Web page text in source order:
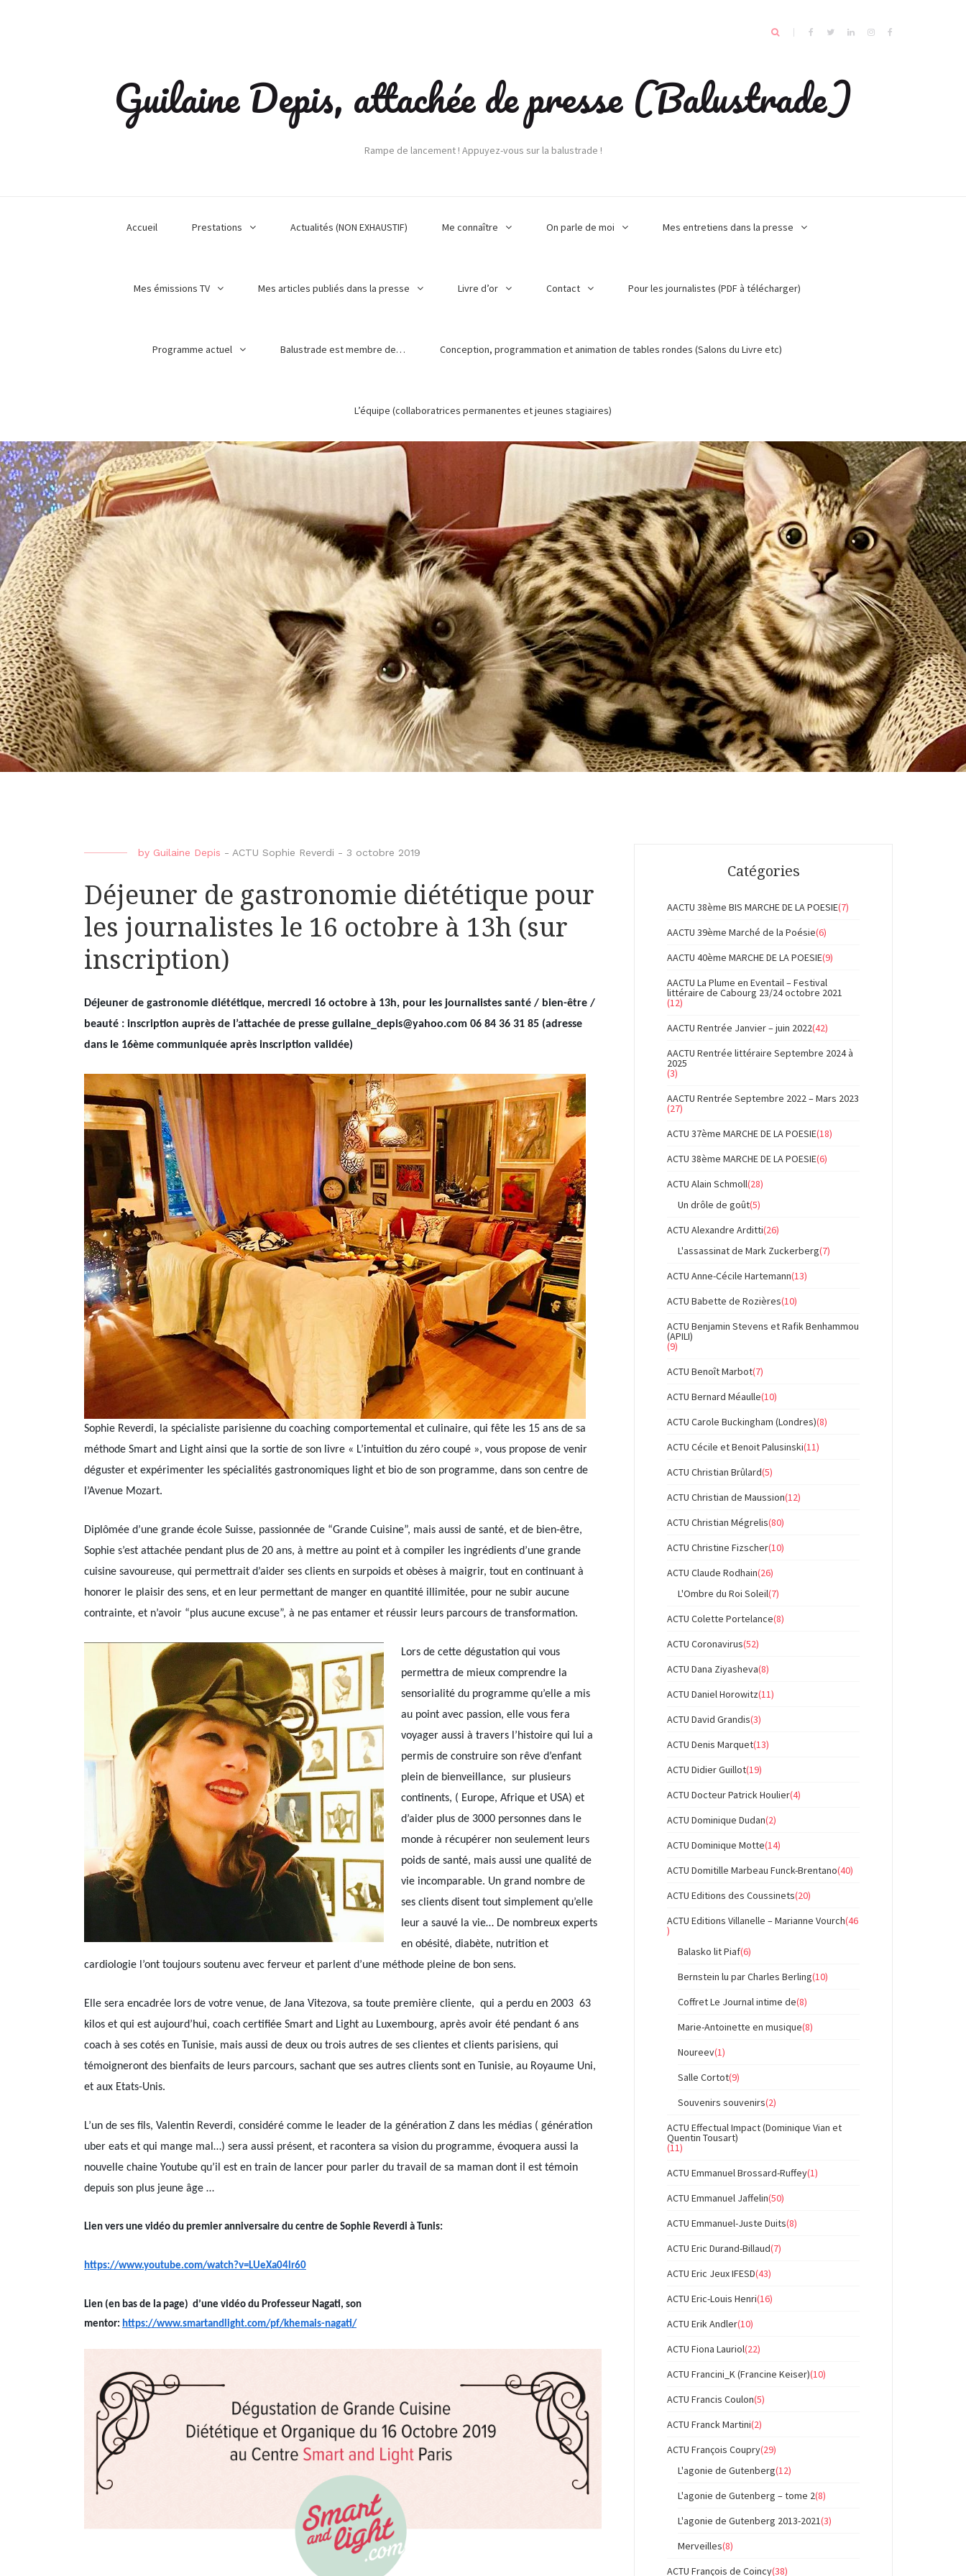
Guilaine Depis, attachée de presse (Balustrade)
Rampe de lancement ! Appuyez-vous sur la balustrade !
Accueil Prestations Actualités (NON EXHAUSTIF) Me connaître On parle de moi Mes entretiens dans la presse
Mes émissions TV Mes articles publiés dans la presse Livre d’or Contact Pour les journalistes (PDF à télécharger)
Programme actuel Balustrade est membre de… Conception, programmation et animation de tables rondes (Salons du Livre etc)
L’équipe (collaboratrices permanentes et jeunes stagiaires)
by Guilaine Depis - ACTU Sophie Reverdi - 3 octobre 2019
Déjeuner de gastronomie diététique pour
les journalistes le 16 octobre à 13h (sur
inscription)
Déjeuner de gastronomie diététique, mercredi 16 octobre à 13h, pour les journalistes santé / bien-être /
beauté : inscription auprès de l’attachée de presse guilaine_depis@yahoo.com 06 84 36 31 85 (adresse
dans le 16ème communiquée après inscription validée)
Sophie Reverdi, la spécialiste parisienne du coaching comportemental et culinaire, qui fête les 15 ans de sa
méthode Smart and Light ainsi que la sortie de son livre « L’intuition du zéro coupé », vous propose de venir
déguster et expérimenter les spécialités gastronomiques light et bio de son programme, dans son centre de
l’Avenue Mozart.
Diplômée d’une grande école Suisse, passionnée de “Grande Cuisine”, mais aussi de santé, et de bien-être,
Sophie s’est attachée pendant plus de 20 ans, à mettre au point et à compiler les ingrédients d’une grande
cuisine savoureuse, qui permettrait d’aider ses clients en surpoids et obèses à maigrir, tout en continuant à
honorer le plaisir des sens, et en leur permettant de manger en quantité illimitée, pour ne subir aucune
contrainte, et n’avoir “plus aucune excuse”, à ne pas entamer et réussir leurs parcours de transformation.
Lors de cette dégustation qui vous
permettra de mieux comprendre la
sensorialité du programme qu’elle a mis
au point avec passion, elle vous fera
voyager aussi à travers l’histoire qui lui a
permis de construire son rêve d’enfant
plein de bienveillance, sur plusieurs
continents, ( Europe, Afrique et USA) et
d’aider plus de 3000 personnes dans le
monde à récupérer non seulement leurs
poids de santé, mais aussi une qualité de
vie incomparable. Un grand nombre de
ses clients disent tout simplement qu’elle
leur a sauvé la vie… De nombreux experts
en obésité, diabète, nutrition et
cardiologie l’ont toujours soutenu avec ferveur et parlent d’une méthode pleine de bon sens.
Elle sera encadrée lors de votre venue, de Jana Vitezova, sa toute première cliente, qui a perdu en 2003 63
kilos et qui est aujourd’hui, coach certifiée Smart and Light au Luxembourg, après avoir été pendant 6 ans
coach à ses cotés en Tunisie, mais aussi de deux ou trois autres de ses clientes et clients parisiens, qui
témoigneront des bienfaits de leurs parcours, sachant que ses autres clients sont en Tunisie, au Royaume Uni,
et aux Etats-Unis.
L’un de ses fils, Valentin Reverdi, considéré comme le leader de la génération Z dans les médias ( génération
uber eats et qui mange mal…) sera aussi présent, et racontera sa vision du programme, évoquera aussi la
nouvelle chaine Youtube qu’il est en train de lancer pour parler du travail de sa maman dont il est témoin
depuis son plus jeune âge …
Lien vers une vidéo du premier anniversaire du centre de Sophie Reverdi à Tunis:
https://www.youtube.com/watch?v=LUeXa04lr60
Lien (en bas de la page) d’une vidéo du Professeur Nagati, son
mentor: https://www.smartandlight.com/pf/khemais-nagati/
Catégories
AACTU 38ème BIS MARCHE DE LA POESIE(7)
AACTU 39ème Marché de la Poésie(6)
AACTU 40ème MARCHE DE LA POESIE(9)
AACTU La Plume en Eventail – Festival
littéraire de Cabourg 23/24 octobre 2021
(12)
AACTU Rentrée Janvier – juin 2022(42)
AACTU Rentrée littéraire Septembre 2024 à
2025
(3)
AACTU Rentrée Septembre 2022 – Mars 2023
(27)
ACTU 37ème MARCHE DE LA POESIE(18)
ACTU 38ème MARCHE DE LA POESIE(6)
ACTU Alain Schmoll(28)
Un drôle de goût(5)
ACTU Alexandre Arditti(26)
L'assassinat de Mark Zuckerberg(7)
ACTU Anne-Cécile Hartemann(13)
ACTU Babette de Rozières(10)
ACTU Benjamin Stevens et Rafik Benhammou
(APILI)
(9)
ACTU Benoît Marbot(7)
ACTU Bernard Méaulle(10)
ACTU Carole Buckingham (Londres)(8)
ACTU Cécile et Benoit Palusinski(11)
ACTU Christian Brûlard(5)
ACTU Christian de Maussion(12)
ACTU Christian Mégrelis(80)
ACTU Christine Fizscher(10)
ACTU Claude Rodhain(26)
L'Ombre du Roi Soleil(7)
ACTU Colette Portelance(8)
ACTU Coronavirus(52)
ACTU Dana Ziyasheva(8)
ACTU Daniel Horowitz(11)
ACTU David Grandis(3)
ACTU Denis Marquet(13)
ACTU Didier Guillot(19)
ACTU Docteur Patrick Houlier(4)
ACTU Dominique Dudan(2)
ACTU Dominique Motte(14)
ACTU Domitille Marbeau Funck-Brentano(40)
ACTU Editions des Coussinets(20)
ACTU Editions Villanelle – Marianne Vourch(46
)
Balasko lit Piaf(6)
Bernstein lu par Charles Berling(10)
Coffret Le Journal intime de(8)
Marie-Antoinette en musique(8)
Noureev(1)
Salle Cortot(9)
Souvenirs souvenirs(2)
ACTU Effectual Impact (Dominique Vian et
Quentin Tousart)
(11)
ACTU Emmanuel Brossard-Ruffey(1)
ACTU Emmanuel Jaffelin(50)
ACTU Emmanuel-Juste Duits(8)
ACTU Eric Durand-Billaud(7)
ACTU Eric Jeux IFESD(43)
ACTU Eric-Louis Henri(16)
ACTU Erik Andler(10)
ACTU Fiona Lauriol(22)
ACTU Francini_K (Francine Keiser)(10)
ACTU Francis Coulon(5)
ACTU Franck Martini(2)
ACTU François Coupry(29)
L'agonie de Gutenberg(12)
L'agonie de Gutenberg – tome 2(8)
L'agonie de Gutenberg 2013-2021(3)
Merveilles(8)
ACTU François de Coincy(38)